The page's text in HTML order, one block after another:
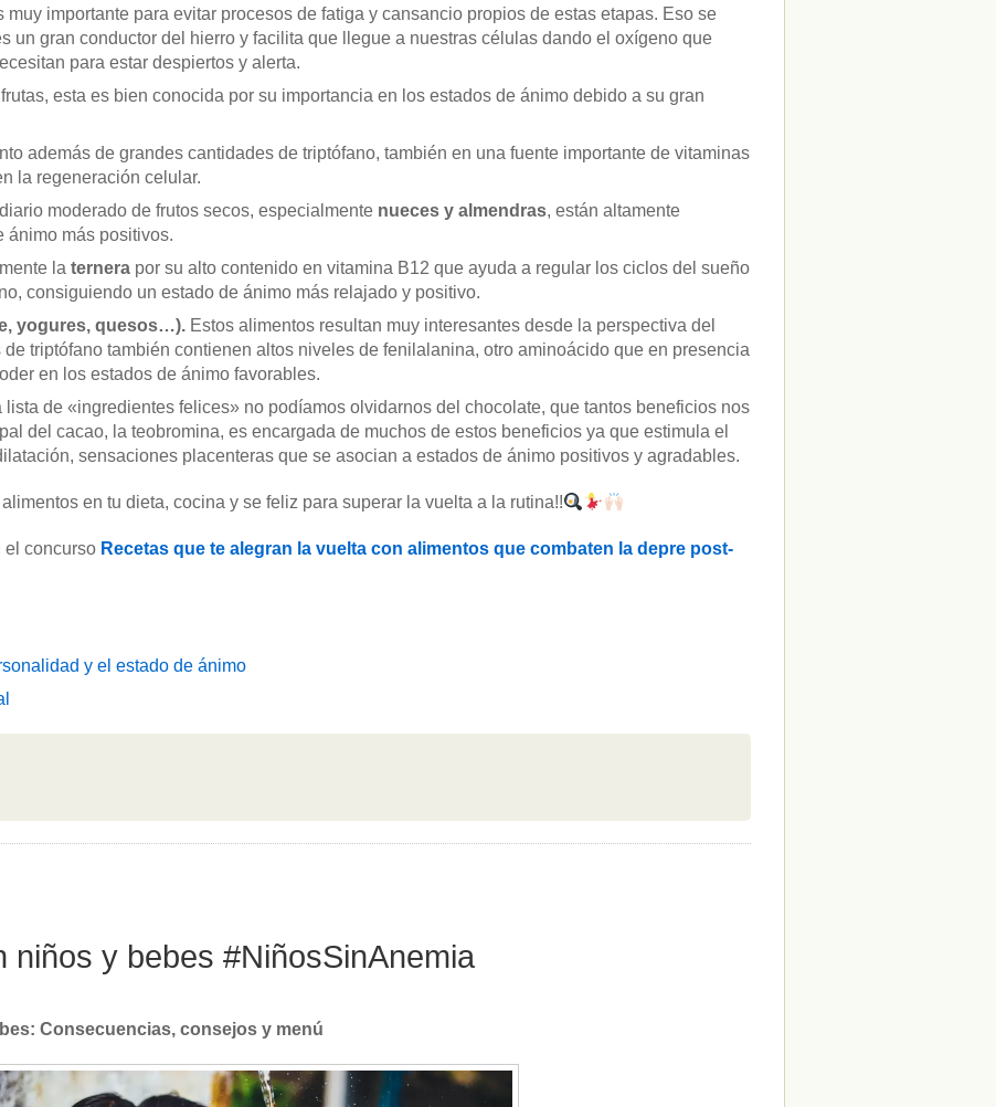
importante para evitar procesos de fatiga y cansancio propios de estas etapas. Eso se
un gran conductor del hierro y facilita que llegue a nuestras células dando el oxígeno que
para estar despiertos y alerta.
esta es bien conocida por su importancia en los estados de ánimo debido a su gran
además de grandes cantidades de triptófano, también en una fuente importante de vitaminas
la regeneración celular.
moderado de frutos secos, especialmente nueces y almendras, están altamente
ánimo más positivos.
la ternera por su alto contenido en vitamina B12 que ayuda a regular los ciclos del sueño
consiguiendo un estado de ánimo más relajado y positivo.
yogures, quesos…). Estos alimentos resultan muy interesantes desde la perspectiva del
de triptófano también contienen altos niveles de fenilalanina, otro aminoácido que en presencia
en los estados de ánimo favorables.
lista de «ingredientes felices» no podíamos olvidarnos del chocolate, que tantos beneficios nos
del cacao, la teobromina, es encargada de muchos de estos beneficios ya que estimula el
sensaciones placenteras que se asocian a estados de ánimo positivos y agradables.
en tu dieta, cocina y se feliz para superar la vuelta a la rutina!!
el concurso Recetas que te alegran la vuelta con alimentos que combaten la depre post-
y el estado de ánimo
niños y bebes #NiñosSinAnemia
Consecuencias, consejos y menú